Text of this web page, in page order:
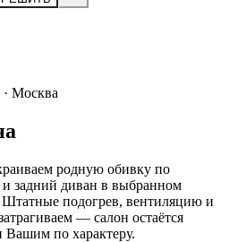
· Москва
родную обивку по
и задний диван в выбранном
Штатные подогрев, вентиляцию и
— салон остаётся
по характеру.